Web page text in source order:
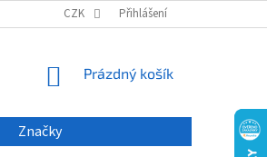
VELKOOBCHOD ČASTO KLADENÉ DOTAZY
CZK Přihlášení
NÁKUPNÍ
Prázdný košík
Značky